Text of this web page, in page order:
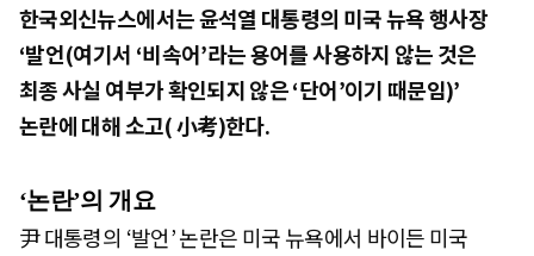
한국외신뉴스에서는 윤석열 대통령의 미국 뉴욕 행사장
‘발언(여기서 ‘비속어’라는 용어를 사용하지 않는 것은
최종 사실 여부가 확인되지 않은 ‘단어’이기 때문임)’
논란에 대해 소고( 小考)한다.
‘논란’의 개요
尹 대통령의 ‘발언’ 논란은 미국 뉴욕에서 바이든 미국